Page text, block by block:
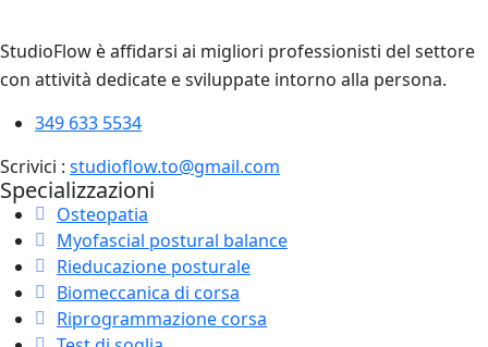
StudioFlow è affidarsi ai migliori professionisti del settore
con attività dedicate e sviluppate intorno alla persona.
349 633 5534
Scrivici : studioflow.to@gmail.com
Specializzazioni
Osteopatia
Myofascial postural balance
Rieducazione posturale
Biomeccanica di corsa
Riprogrammazione corsa